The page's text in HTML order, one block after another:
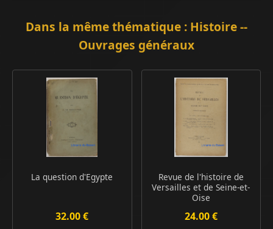
Dans la même thématique : Histoire --
Ouvrages généraux
La question d'Egypte
32.00 €
Revue de l'histoire de
Versailles et de Seine-et-
Oise
24.00 €